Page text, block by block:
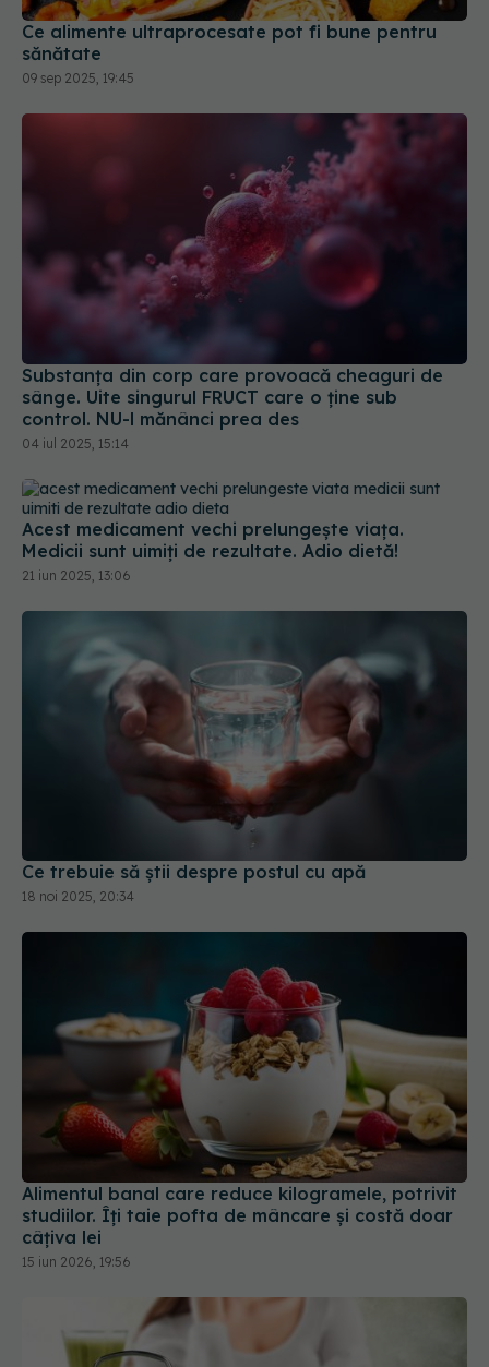
Ce alimente ultraprocesate pot fi bune pentru
sănătate
09 sep 2025, 19:45
Substanța din corp care provoacă cheaguri de
sânge. Uite singurul FRUCT care o ține sub
control. NU-l mănânci prea des
04 iul 2025, 15:14
Acest medicament vechi prelungește viața.
Medicii sunt uimiți de rezultate. Adio dietă!
21 iun 2025, 13:06
Ce trebuie să știi despre postul cu apă
18 noi 2025, 20:34
Alimentul banal care reduce kilogramele, potrivit
studiilor. Îți taie pofta de mâncare și costă doar
câțiva lei
15 iun 2026, 19:56